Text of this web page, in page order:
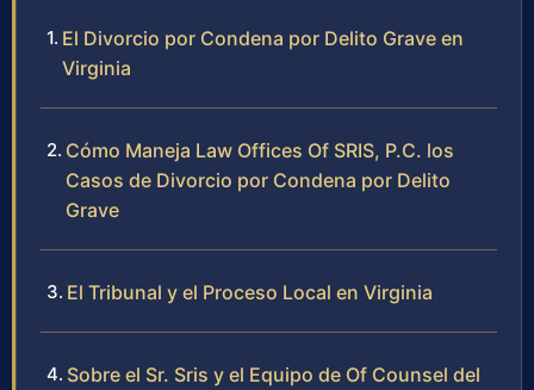
El Divorcio por Condena por Delito Grave en
Virginia
Cómo Maneja Law Offices Of SRIS, P.C. los
Casos de Divorcio por Condena por Delito
Grave
El Tribunal y el Proceso Local en Virginia
Sobre el Sr. Sris y el Equipo de Of Counsel del